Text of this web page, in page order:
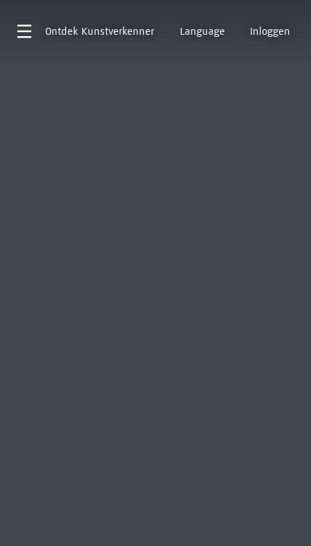
Ontdek Kunstverkenner Language Inloggen